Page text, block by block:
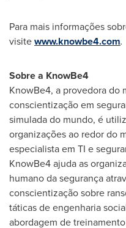
Para mais informações
visitewww.knowbe4.com.
Sobre a KnowBe4
KnowBe4, a provedora do
conscientização em
simulada do mundo, é
organizações ao redor do
especialista em TI e
KnowBe4 ajuda as
humano da segurança
conscientização sobre
táticas de engenharia
abordagem de